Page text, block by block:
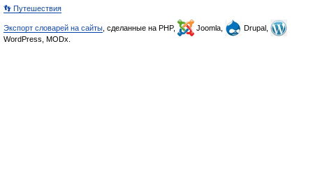
👣 Путешествия
Экспорт словарей на сайты , сделанные на PHP, Joomla,
Drupal,
WordPress, MODx.